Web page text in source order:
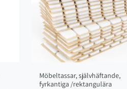
Möbeltassar, självhäftande,
fyrkantiga /rektangulära